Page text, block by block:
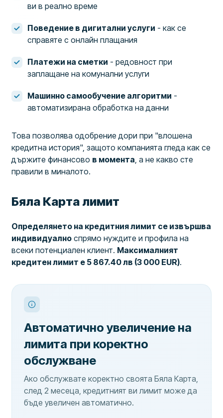
ви в реално време
Поведение в дигитални услуги - как се
справяте с онлайн плащания
Платежи на сметки - редовност при
заплащане на комунални услуги
Машинно самообучение алгоритми -
автоматизирана обработка на данни
Това позволява одобрение дори при "влошена
кредитна история", защото компанията гледа как се
държите финансово в момента , а не какво сте
правили в миналото.
Бяла Карта лимит
Определянето на кредитния лимит се извършва
индивидуално спрямо нуждите и профила на
всеки потенциален клиент. Максималният
кредитен лимит е 5 867.40 лв (3 000 EUR).
Автоматично увеличение на
лимита при коректно
обслужване
Ако обслужвате коректно своята Бяла Карта,
след 2 месеца, кредитният ви лимит може да
бъде увеличен автоматично.